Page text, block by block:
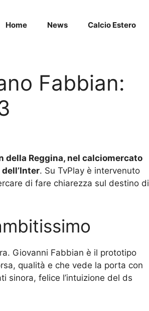
Home News Calcio Estero
Fabbian:
della Reggina, nel calciomercato
. Su TvPlay è intervenuto
di fare chiarezza sul destino di
Giovanni Fabbian è il prototipo
qualità e che vede la porta con
sinora, felice l’intuizione del ds